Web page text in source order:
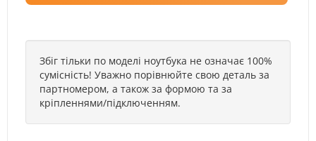
Збіг тільки по моделі ноутбука не означає 100%
сумісність! Уважно порівнюйте свою деталь за
партномером, а також за формою та за
кріпленнями/підключенням.